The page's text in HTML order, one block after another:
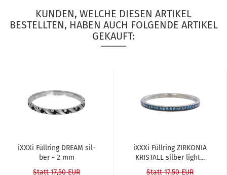
KUNDEN, WELCHE DIESEN ARTIKEL
BESTELLTEN, HABEN AUCH FOLGENDE ARTIKEL
GEKAUFT:
iXXXi Füll­ring DREAM sil­
ber - 2 mm
Statt 17,50 EUR
iXXXi Füll­ring ZIR­KO­NIA
KRIS­TALL sil­ber light...
Statt 17,50 EUR